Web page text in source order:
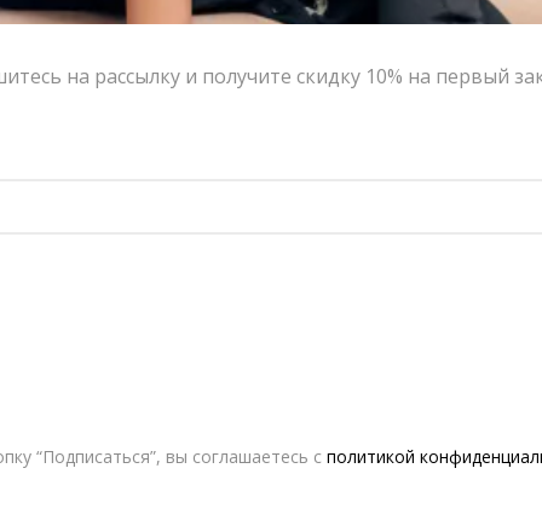
на рассылку и получите скидку 10% на первый
“Подписаться”, вы соглашаетесь с политикой